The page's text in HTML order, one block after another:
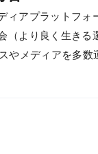
ィアプラットフォ
会（より良く生き
やメディアを多数